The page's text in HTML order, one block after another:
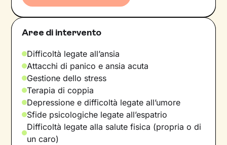
Aree di intervento
Difficoltà legate all’ansia
Attacchi di panico e ansia acuta
Gestione dello stress
Terapia di coppia
Depressione e difficoltà legate all’umore
Sfide psicologiche legate all’espatrio
Difficoltà legate alla salute fisica (propria o di
un caro)